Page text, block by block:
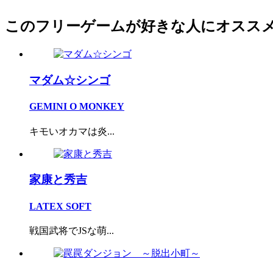
このフリーゲームが好きな人にオスス
マダム☆シンゴ
GEMINI O MONKEY
キモいオカマは炎...
家康と秀吉
LATEX SOFT
戦国武将でJSな萌...